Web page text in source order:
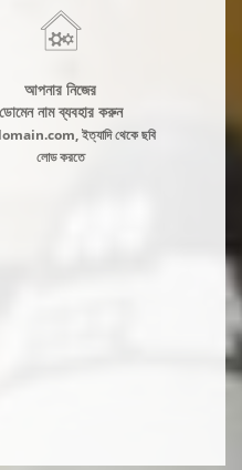
আপনার নিজের
ডোমেন নাম ব্যবহার করুন
ইত্যাদি থেকে ছবি
লোড করতে